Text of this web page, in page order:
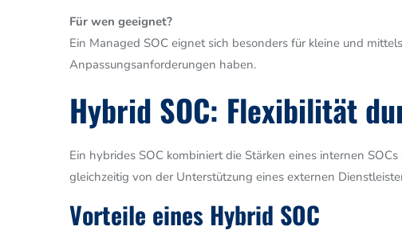
Für wen geeignet?
Ein Managed SOC eignet sich besonders für kleine und
Anpassungsanforderungen haben.
Hybrid SOC: Flexibilität
Ein hybrides SOC kombiniert die Stärken eines internen
gleichzeitig von der Unterstützung eines externen
Vorteile eines Hybrid SOC